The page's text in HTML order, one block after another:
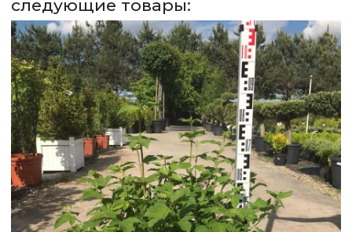
ВЕРНУТСЯ НА ГЛАВНЫЙ САЙТ
следующие товары: